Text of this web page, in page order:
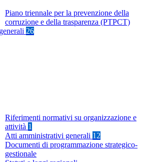
Piano triennale per la prevenzione della
corruzione e della trasparenza (PTPCT)
26
Riferimenti normativi su organizzazione e
attività 1
Atti amministrativi generali 12
Documenti di programmazione strategico-
gestionale